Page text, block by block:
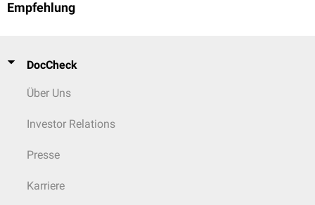
Empfehlung
DocCheck
Über Uns
Investor Relations
Presse
Karriere